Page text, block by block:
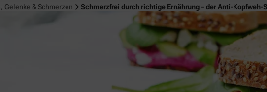
Gelenke & Schmerzen Schmerzfrei durch richtige Ernährung – der Anti-Kopfweh-